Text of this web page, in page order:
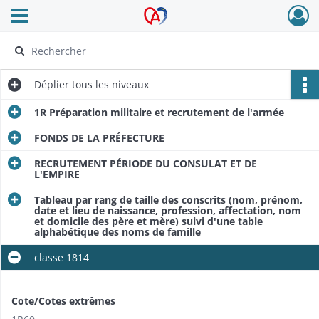
Archives Alsace - Colmar
Ouvrir le menu déroulant
Déplier tous les niveaux
1R Préparation militaire et recrutement de l'armée
FONDS DE LA PRÉFECTURE
RECRUTEMENT PÉRIODE DU CONSULAT ET DE
L'EMPIRE
Tableau par rang de taille des conscrits (nom, prénom,
date et lieu de naissance, profession, affectation, nom
et domicile des père et mère) suivi d'une table
alphabétique des noms de famille
classe 1814
Cote/Cotes extrêmes